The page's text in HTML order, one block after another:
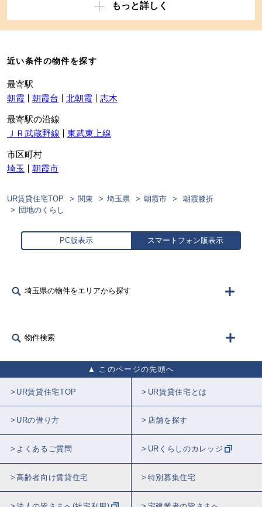
もっと詳しく
近い条件の物件を探す
最寄駅
朝霞
朝霞台 北朝霞 志木
最寄駅の沿線
ＪＲ武蔵野線
東武東上線
市区町村
埼玉
朝霞市
UR賃貸住宅TOP 関東 埼玉県 朝霞市
朝霞膝折
団地のくらし
PC版表示 スマートフォン版表示
埼玉県の物件をエリアから探す
物件検索
このページの先頭へ
UR賃貸住宅TOP UR賃貸住宅とは
URの借り方 店舗を探す
よくあるご質問 URくらしのカレッジ
高齢者向け賃貸住宅 特別募集住宅